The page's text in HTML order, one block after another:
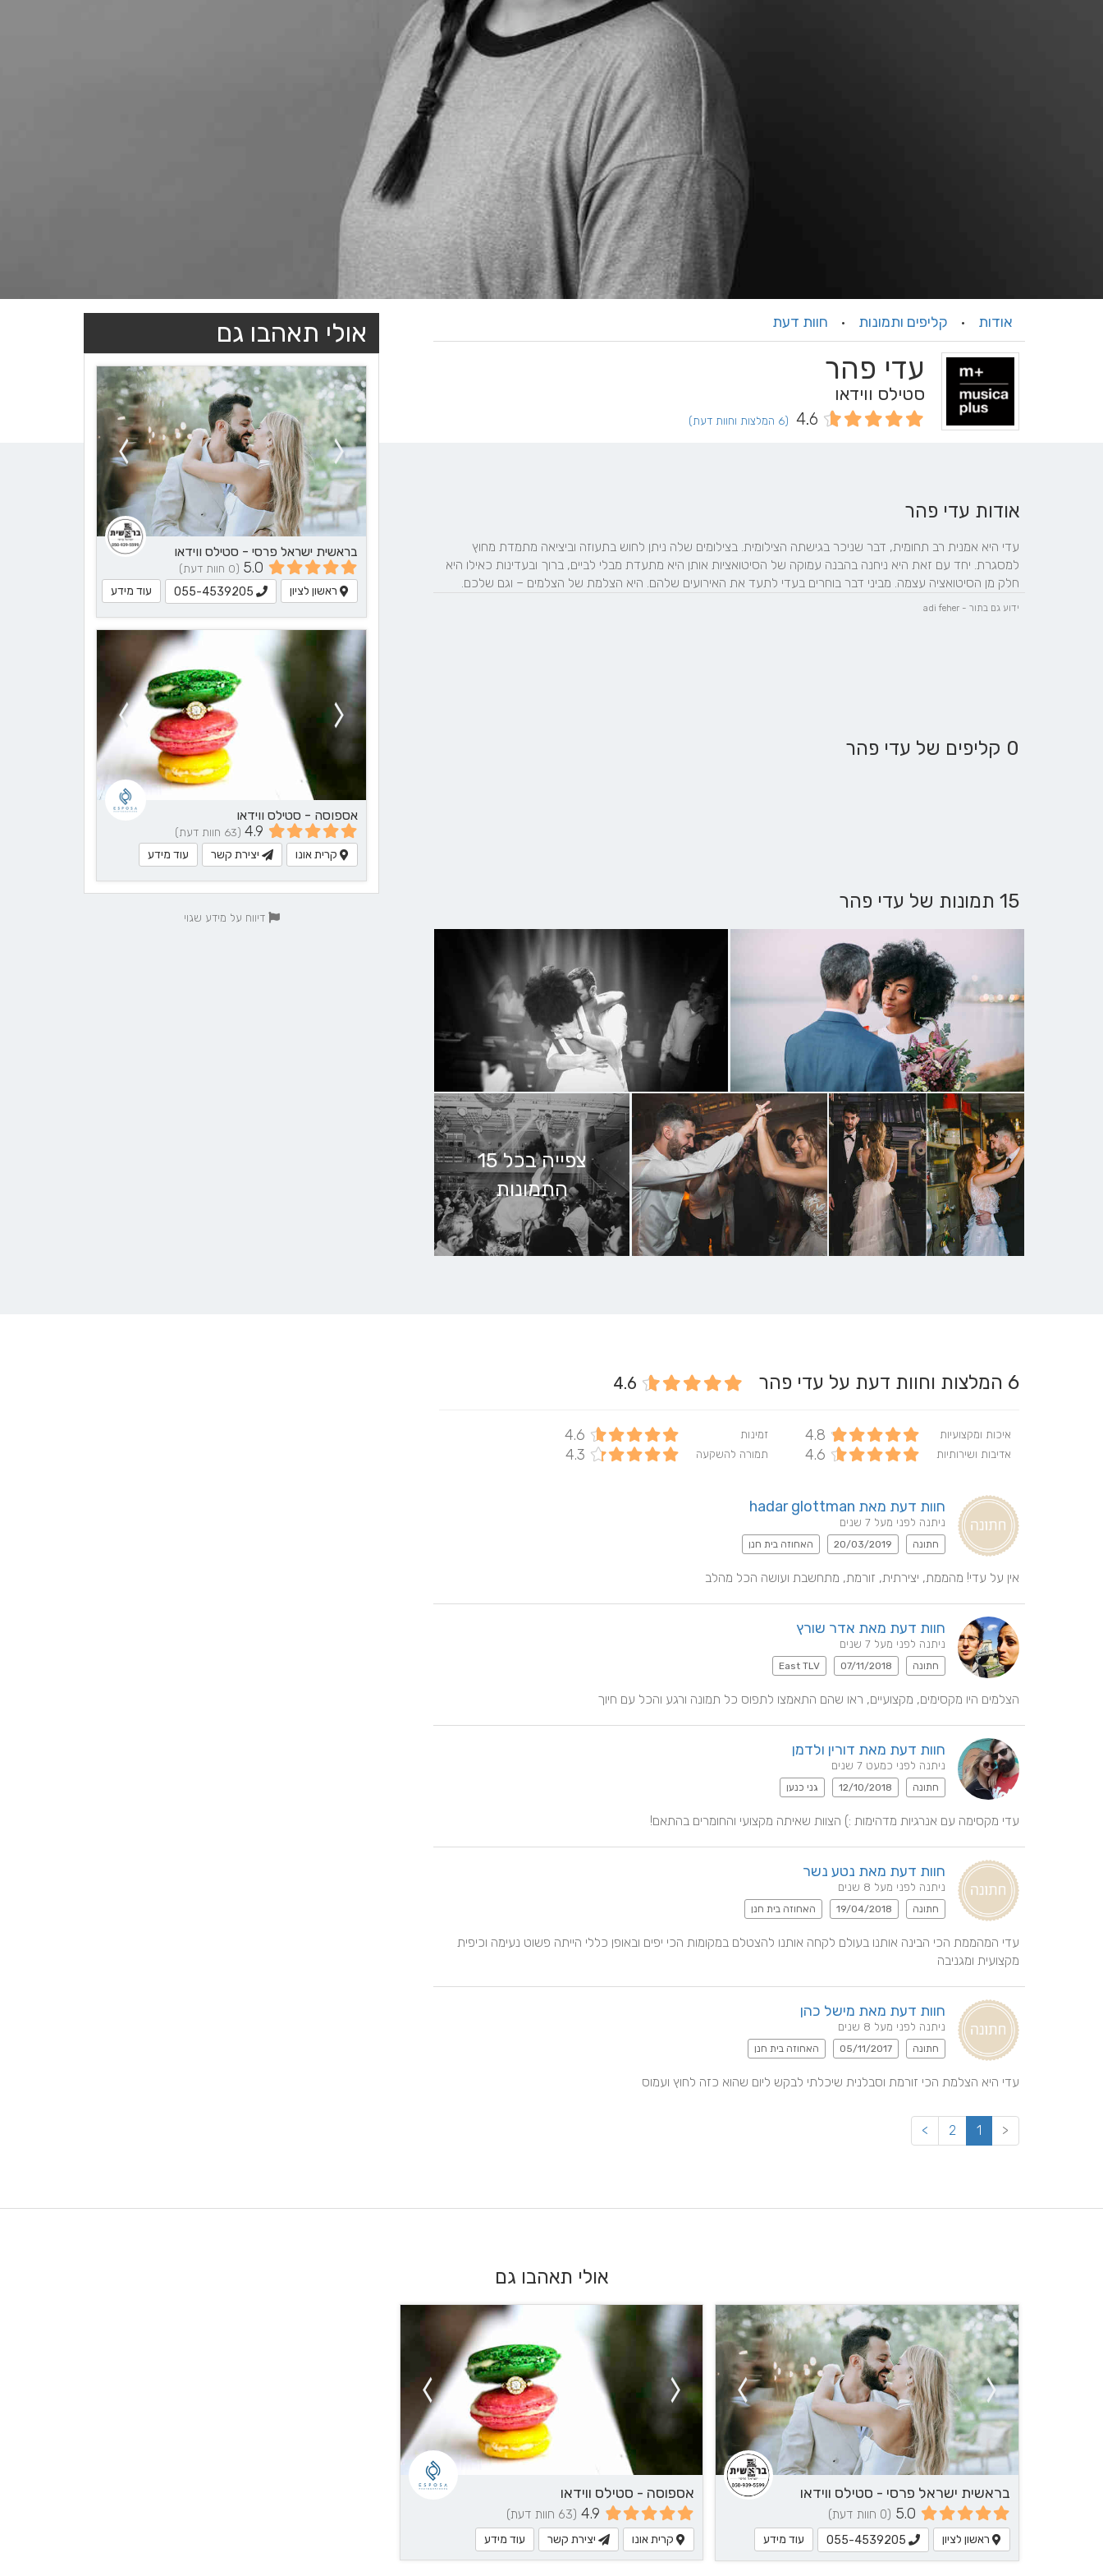
אודות · קליפים ותמונות · חוות דעת אולי תאהבו גם
בראשית ישראל פרסי - סטילס ווידאו
5.0 (0 חוות דעת)
ראשון לציון 055-4539205 עוד מידע
אספוסה - סטילס ווידאו
4.9 (63 חוות דעת)
קרית אונו יצירת קשר עוד מידע
דיווח על מידע שגוי
עדי פהר
סטילס ווידאו
4.6 (6 המלצות וחוות דעת)
אודות עדי פהר
חלק מן הסיטואציה עצמה. מביני דבר בוחרים בעדי לתעד את האירועים שלהם. היא הצלמת של הצלמים – וגם שלכם.
ידוע גם בתור - adi feher
0 קליפים של עדי פהר
15 תמונות של עדי פהר
צפייה בכל 15
התמונות
6 המלצות וחוות דעת על עדי פהר 4.6
איכות ומקצועיות 4.8 זמינות 4.6
אדיבות ושירותיות 4.6 תמורה להשקעה 4.3
חוות דעת מאת hadar glottman
ניתנה לפני מעל 7 שנים
חתונה 20/03/2019 האחוזה בית חנן
אין על עדי! מהממת, יצירתית, זורמת, מתחשבת ועושה הכל מהלב
חוות דעת מאת אדר שורץ
ניתנה לפני מעל 7 שנים
חתונה 07/11/2018
East TLV
הצלמים היו מקסימים, מקצועיים, ראו שהם התאמצו לתפוס כל תמונה ורגע והכל עם חיוך
חוות דעת מאת דורין ולדמן
ניתנה לפני כמעט 7 שנים
חתונה 12/10/2018 גני כנען
עדי מקסימה עם אנרגיות מדהימות :) הצוות שאיתה מקצועי והחומרים בהתאם!
חוות דעת מאת נטע נשר
ניתנה לפני מעל 8 שנים
חתונה 19/04/2018 האחוזה בית חנן
מקצועית ומגניבה
חוות דעת מאת מישל כהן
ניתנה לפני מעל 8 שנים
חתונה 05/11/2017 האחוזה בית חנן
עדי היא הצלמת הכי זורמת וסבלנית שיכלתי לבקש ליום שהוא כזה לחוץ ועמוס
<
1
2
>
אולי תאהבו גם
בראשית ישראל פרסי - סטילס ווידאו
5.0 (0 חוות דעת)
ראשון לציון 055-4539205 עוד מידע
אספוסה - סטילס ווידאו
4.9 (63 חוות דעת)
קרית אונו יצירת קשר עוד מידע